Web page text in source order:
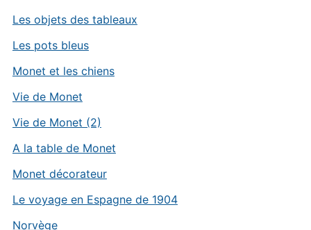
Les objets des tableaux
Les pots bleus
Monet et les chiens
Vie de Monet
Vie de Monet (2)
A la table de Monet
Monet décorateur
Le voyage en Espagne de 1904
Norvège